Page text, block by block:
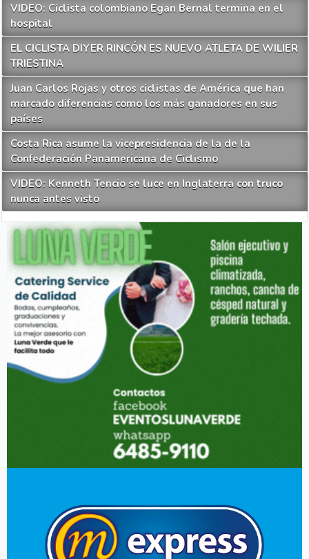
VIDEO: Ciclista colombiano Egan Bernal termina en el
hospital
EL CICLISTA DIYER RINCÓN ES NUEVO ATLETA DE WILIER
TRIESTINA
Juan Carlos Rojas y otros ciclistas de América que han
marcado diferencias como los más ganadores en sus
países
Costa Rica asume la vicepresidencia de la de la
Confederación Panamericana de Ciclismo
VIDEO: Kenneth Tencio se luce en Inglaterra con truco
nunca antes visto